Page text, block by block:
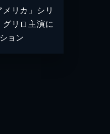
メリカ」シリ
リロ主演に
ョン